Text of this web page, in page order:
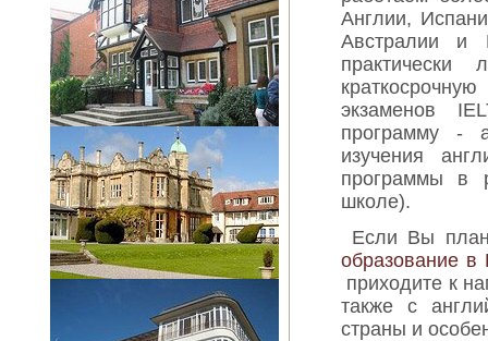
Англии,
Австралии и
экзаменов
программу -
изучения
программы в
школе).
Если Вы
образование в
приходите к
также с
страны и